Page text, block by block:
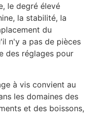
le degré élevé
la stabilité, la
du
n'y a pas de pièces
des réglages pour
à vis convient au
les domaines des
et des boissons,